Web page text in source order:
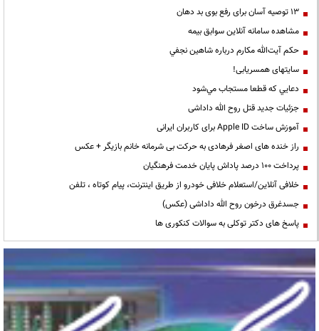
13 توصیه آسان برای رفع بوی بد دهان
مشاهده سامانه آنلاين سوابق بیمه
حكم آيت‌الله مكارم درباره شاهين نجفي
سایتهای همسریابی!
دعايي كه قطعا مستجاب مي‌شود
جزئیات جدید قتل روح الله داداشی
آموزش ساخت Apple ID برای کاربران ایرانی
راز خنده های اصغر فرهادی به حرکت بی شرمانه خانم بازیگر + عکس
پرداخت ۱۰۰ درصد پاداش پایان خدمت فرهنگیان
خلافی آنلاین/استعلام خلافی خودرو از طریق اینترنت، پیام کوتاه ، تلفن
جسدغرق درخون روح الله داداشی (عکس)
پاسخ های دکتر توکلی به سوالات کنکوری ها